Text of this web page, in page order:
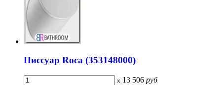
Писсуар Roca (353148000)
x 13 506 руб